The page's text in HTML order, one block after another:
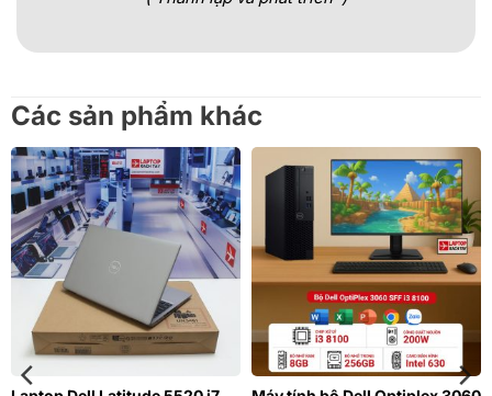
Các sản phẩm khác